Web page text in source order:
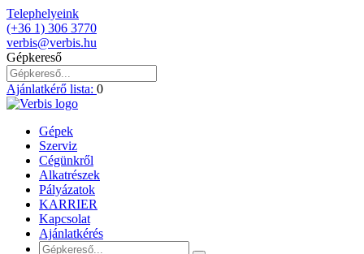
Telephelyeink
(+36 1) 306 3770
verbis@verbis.hu
Gépkereső
Ajánlatkérő lista: 0
Gépek
Szerviz
Cégünkről
Alkatrészek
Pályázatok
KARRIER
Kapcsolat
Ajánlatkérés